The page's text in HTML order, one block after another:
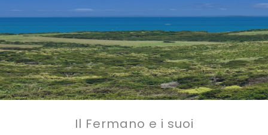
Il Fermano e i suoi